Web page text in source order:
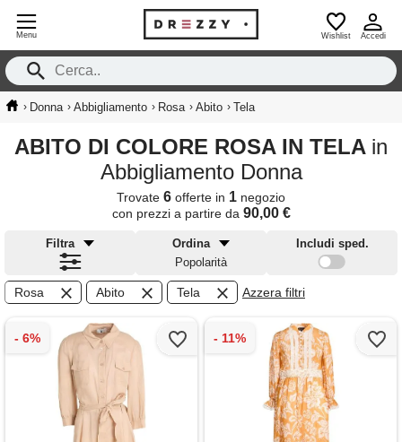
Menu Wishlist Accedi
› Donna › Abbigliamento › Rosa › Abito › Tela
ABITO DI COLORE ROSA IN TELA in
Abbigliamento Donna
Trovate 6 offerte in 1 negozio
con prezzi a partire da 90,00 €
Filtra
Ordina
Popolarità
Includi sped.
Rosa Abito Tela Azzera filtri